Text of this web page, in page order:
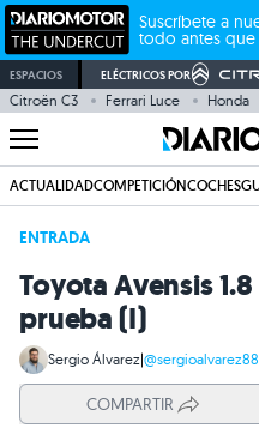
Suscríbete a
todo antes que
ESPACIOS ELÉCTRICOS POR
Citroën C3 Ferrari Luce Honda
ACTUALIDADCOMPETICIÓNCOCHES
ENTRADA
Toyota Avensis
prueba (I)
Sergio Álvarez|@sergioalvarez88
COMPARTIR